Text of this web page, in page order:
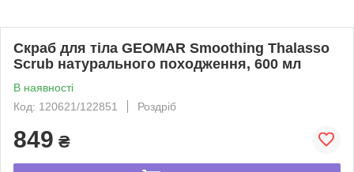
Скраб для тіла GEOMAR Smoothing Thalasso
Scrub натурального походження, 600 мл
В наявності
Код: 120621/122851
Роздріб
849 ₴